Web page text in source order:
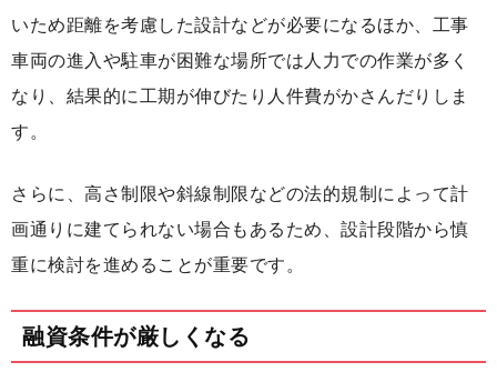
いため距離を考慮した設計などが必要になるほか、工事
車両の進入や駐車が困難な場所では人力での作業が多く
なり、結果的に工期が伸びたり人件費がかさんだりしま
す。
さらに、高さ制限や斜線制限などの法的規制によって計
画通りに建てられない場合もあるため、設計段階から慎
重に検討を進めることが重要です。
融資条件が厳しくなる